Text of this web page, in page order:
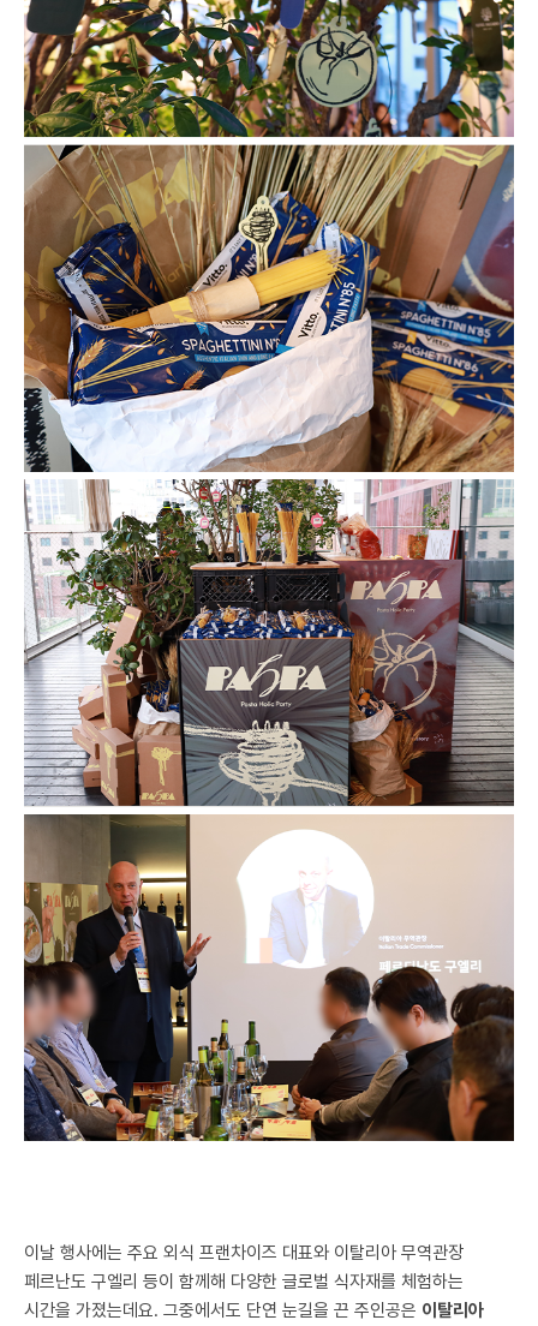
이날 행사에는 주요 외식 프랜차이즈 대표와 이탈리아 무역관장
페르난도 구엘리 등이 함께해 다양한 글로벌 식자재를 체험하는
시간을 가졌는데요. 그중에서도 단연 눈길을 끈 주인공은 이탈리아